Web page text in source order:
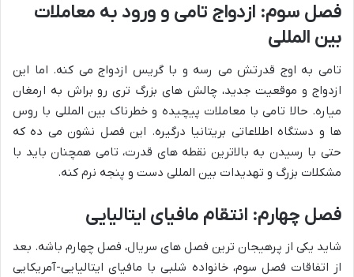
فصل سوم: ازدواج تامی و ورود به معاملات
بین المللی
تامی به اوج قدرتش می رسه و با گریس ازدواج می کنه. اما این
ازدواج و موقعیت جدید، چالش های بزرگ تری رو براش به ارمغان
میاره. حالا تامی با معاملات پیچیده و خطرناک بین المللی با روس
ها و دستگاه اطلاعاتی بریتانیا درگیره. این فصل نشون می ده که
حتی با رسیدن به بالاترین نقطه های قدرت، تامی همچنان باید با
مشکلات بزرگ و تهدیدات بین المللی دست و پنجه نرم کنه.
فصل چهارم: انتقام مافیای ایتالیایی
شاید یکی از پرهیجان ترین فصل های سریال، فصل چهارم باشه. بعد
از اتفاقات فصل سوم، خانواده شلبی با مافیای ایتالیایی-آمریکایی